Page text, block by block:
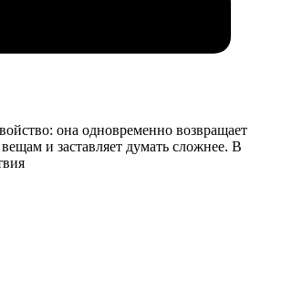
она одновременно возвращает
и заставляет думать сложнее. В